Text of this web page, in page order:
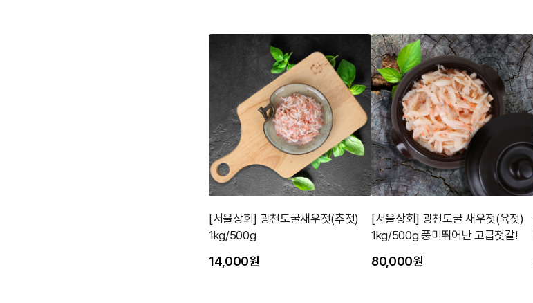
[서울상회] 광천토굴새우젓(추젓)
1kg/500g
14,000원
[서울상회] 광천토굴 새우젓(육젓)
1kg/500g 풍미뛰어난 고급젓갈!
80,000원